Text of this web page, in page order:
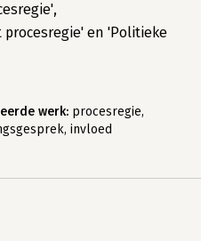
en 'Politieke
werk: procesregie,
invloed